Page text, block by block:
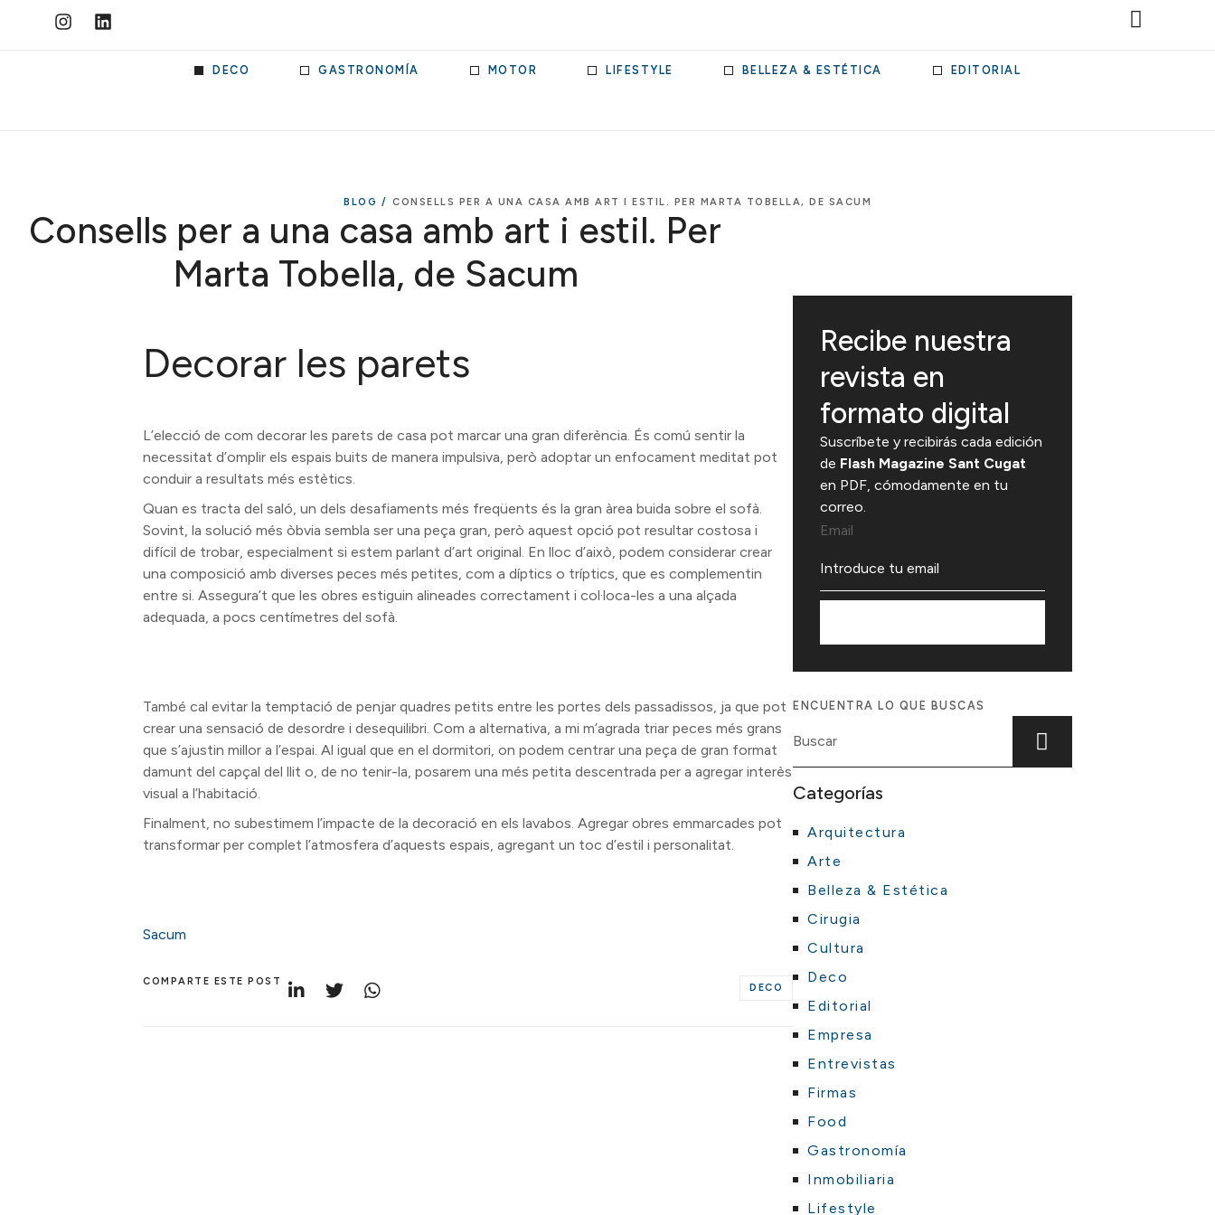
DECO GASTRONOMÍA MOTOR LIFESTYLE BELLEZA & ESTÉTICA EDITORIAL
BLOG / CONSELLS PER A UNA CASA AMB ART I ESTIL. PER MARTA TOBELLA, DE SACUM
Consells per a una casa amb art i estil. Per
Marta Tobella, de Sacum
Decorar les parets
L’elecció de com decorar les parets de casa pot marcar una gran diferència. És comú sentir la
necessitat d’omplir els espais buits de manera impulsiva, però adoptar un enfocament meditat pot
conduir a resultats més estètics.
Quan es tracta del saló, un dels desafiaments més freqüents és la gran àrea buida sobre el sofà.
Sovint, la solució més òbvia sembla ser una peça gran, però aquest opció pot resultar costosa i
difícil de trobar, especialment si estem parlant d’art original. En lloc d’això, podem considerar crear
una composició amb diverses peces més petites, com a díptics o tríptics, que es complementin
entre si. Assegura’t que les obres estiguin alineades correctament i col·loca-les a una alçada
adequada, a pocs centímetres del sofà.
També cal evitar la temptació de penjar quadres petits entre les portes dels passadissos, ja que pot
crear una sensació de desordre i desequilibri. Com a alternativa, a mi m’agrada triar peces més grans
que s’ajustin millor a l’espai. Al igual que en el dormitori, on podem centrar una peça de gran format
damunt del capçal del llit o, de no tenir-la, posarem una més petita descentrada per a agregar interès
visual a l’habitació.
Finalment, no subestimem l’impacte de la decoració en els lavabos. Agregar obres emmarcades pot
transformar per complet l’atmosfera d’aquests espais, agregant un toc d’estil i personalitat.
Sacum
COMPARTE ESTE POST
DECO
Recibe nuestra
revista en
formato digital
Suscríbete y recibirás cada edición
de Flash Magazine Sant Cugat
en PDF, cómodamente en tu
correo.
Email
ENCUENTRA LO QUE BUSCAS
Categorías
Arquitectura
Arte
Belleza & Estética
Cirugia
Cultura
Deco
Editorial
Empresa
Entrevistas
Firmas
Food
Gastronomía
Inmobiliaria
Lifestyle